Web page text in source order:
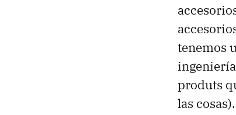
tenemos
produts
las cosas).